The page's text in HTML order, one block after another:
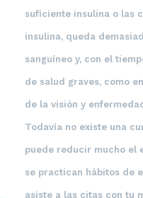
suficiente insulina o las
insulina, queda
sanguíneo y, con el
de salud graves, como
de la visión y
Todavía no existe una
puede reducir mucho el
se practican hábitos de
asiste a las citas con tu